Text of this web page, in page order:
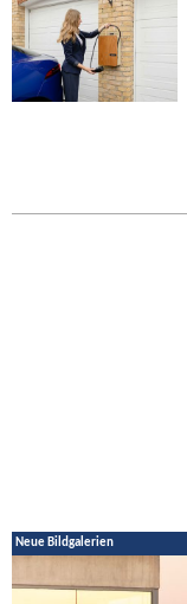
Neue Bildgalerien